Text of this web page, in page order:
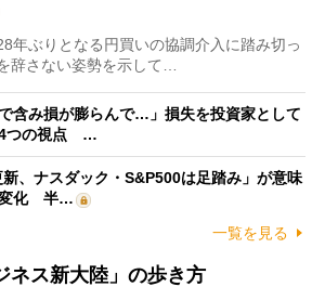
年ぶりとなる円買いの協調介入に踏み切っ
辞さない姿勢を示して…
で含み損が膨らんで…」損失を投資家として
4つの視点 …
新、ナスダック・S&P500は足踏み」が意味
変化 半…
一覧を見る
ネス新大陸」の歩き方